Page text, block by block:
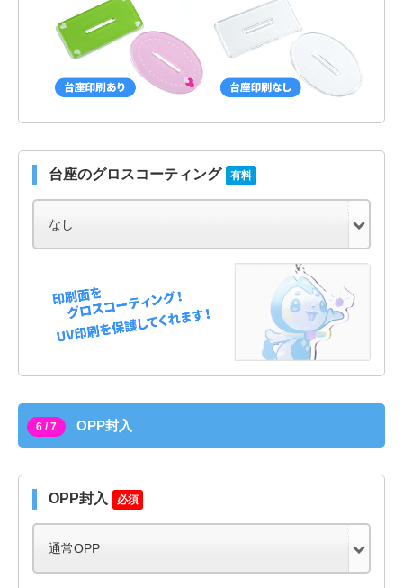
台座のグロスコーティング 有料
6 / 7 OPP封入
OPP封入 必須